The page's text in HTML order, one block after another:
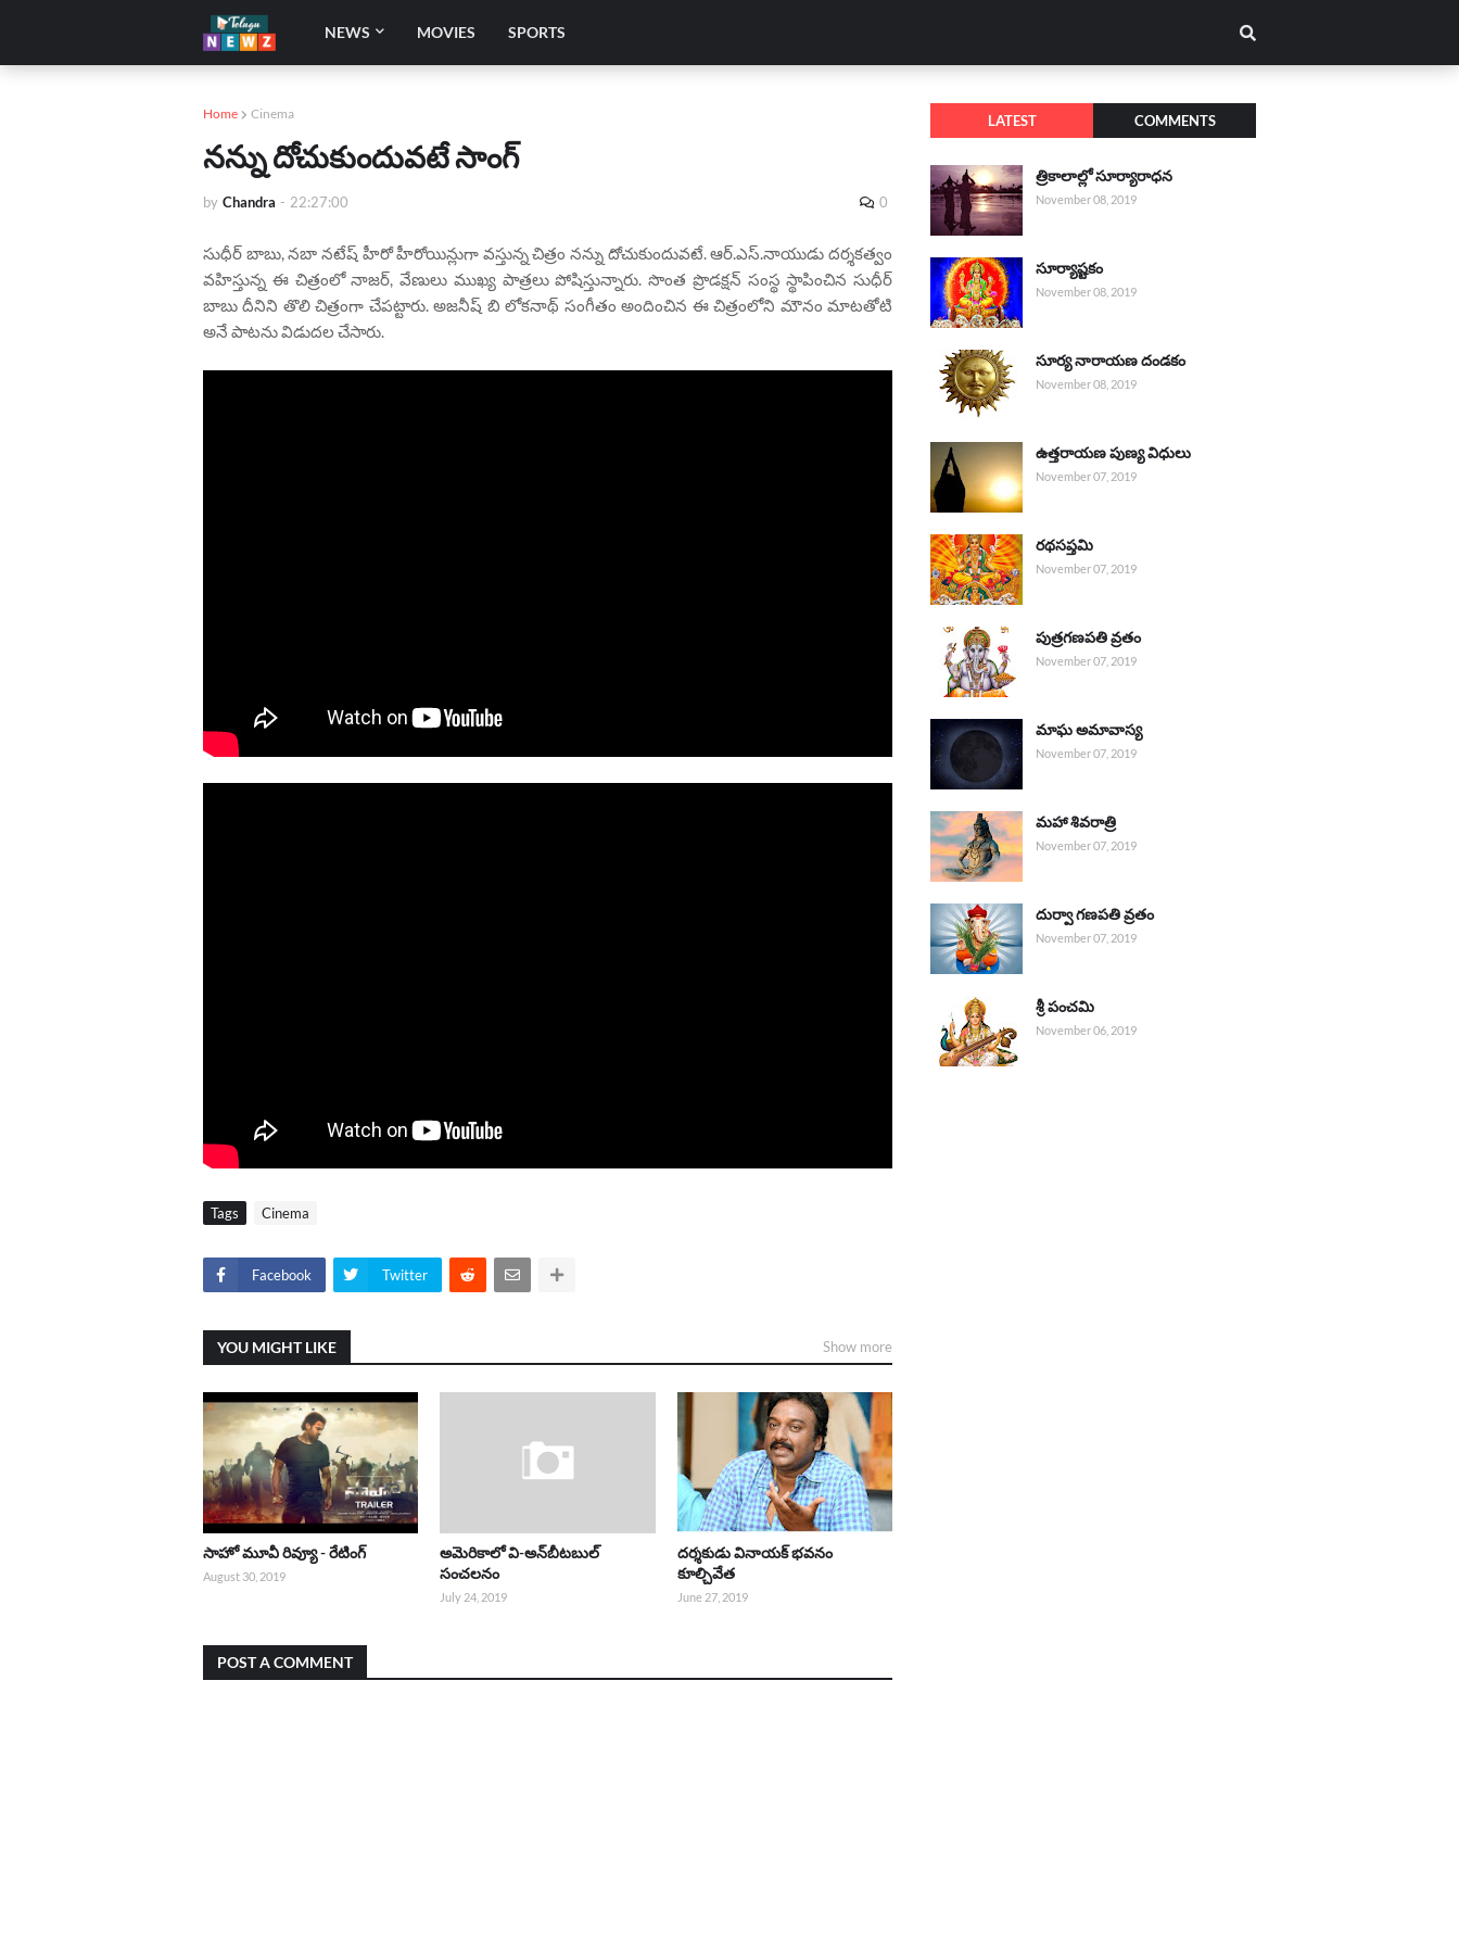
NEWS MOVIES SPORTS
Home Cinema
నన్ను దోచుకుందువటే సాంగ్
by Chandra - 22:27:00 0
సుధీర్ బాబు, న‌బా న‌టేష్ హీరో హీరోయిన్లుగా వస్తున్న చిత్రం నన్ను దోచుకుందువటే. ఆర్.ఎస్.నాయుడు దర్శకత్వం
వహిస్తున్న ఈ చిత్రంలో నాజర్‌, వేణులు ముఖ్య పాత్రలు పోషిస్తున్నారు. సొంత ప్రొడ‌క్ష‌న్ సంస్థ స్థాపించిన సుధీర్
బాబు దీనిని తొలి చిత్రంగా చేపట్టారు. అజనీష్‌ బి లోకనాథ్‌ సంగీతం అందించిన ఈ చిత్రంలోని మౌనం మాట‌తోటి
అనే పాటను విడుదల చేసారు.
Tags Cinema
Facebook Twitter
YOU MIGHT LIKE Show more
సాహో మూవీ రివ్యూ - రేటింగ్
August 30, 2019
అమెరికాలో వి-అన్‌బీటబుల్
సంచలనం
July 24, 2019
దర్శకుడు వినాయక్ భవనం
కూల్చివేత
June 27, 2019
POST A COMMENT
LATEST COMMENTS
త్రికాలాల్లో సూర్యారాధన
November 08, 2019
సూర్యాష్టకం
November 08, 2019
సూర్య నారాయణ దండకం
November 08, 2019
ఉత్తరాయణ పుణ్య విధులు
November 07, 2019
రథసప్తమి
November 07, 2019
పుత్రగణపతి వ్రతం
November 07, 2019
మాఘ అమావాస్య
November 07, 2019
మహా శివరాత్రి
November 07, 2019
దుర్వా గణపతి వ్రతం
November 07, 2019
శ్రీ పంచమి
November 06, 2019